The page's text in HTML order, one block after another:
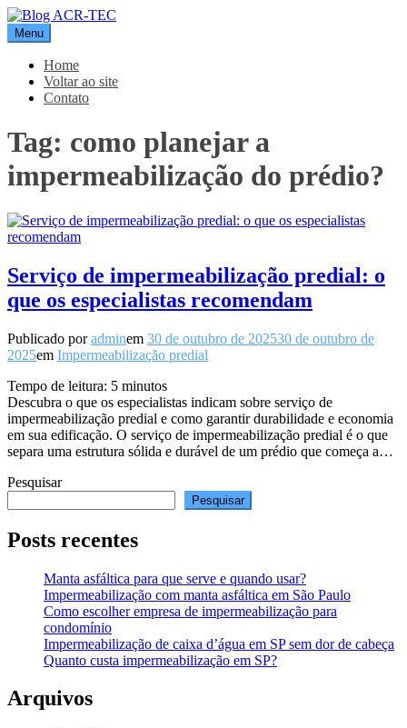
Pular
para
o
conteúdo
Blog ACR-TEC
Menu
Home
Voltar ao site
Contato
Tag: como planejar a
impermeabilização do prédio?
Serviço de impermeabilização predial: o
que os especialistas recomendam
Publicado poradminem 30 de outubro de 202530 de outubro de
2025em Impermeabilização predial
Tempo de leitura: 5 minutos
Descubra o que os especialistas indicam sobre serviço de
impermeabilização predial e como garantir durabilidade e economia
em sua edificação. O serviço de impermeabilização predial é o que
separa uma estrutura sólida e durável de um prédio que começa a…
Pesquisar
Pesquisar
Posts recentes
Manta asfáltica para que serve e quando usar?
Impermeabilização com manta asfáltica em São Paulo
Como escolher empresa de impermeabilização para
condomínio
Impermeabilização de caixa d’água em SP sem dor de cabeça
Quanto custa impermeabilização em SP?
Arquivos